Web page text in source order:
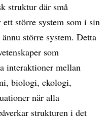
struktur där små
ett större system som i sin
större system. Detta
som
interaktioner mellan
biologi, ekologi,
när alla
strukturen i det